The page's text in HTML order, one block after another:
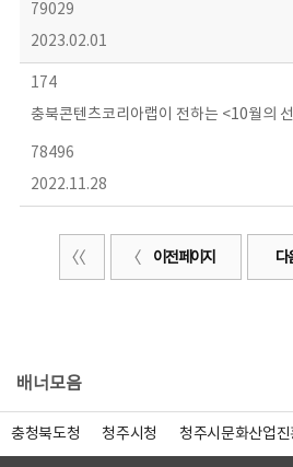
79029
2023.02.01
174
충북콘텐츠코리아랩이 전하는 <10월의
78496
2022.11.28
이전 페이지 다
배너모음
충청북도청 청주시청 청주시문화산업